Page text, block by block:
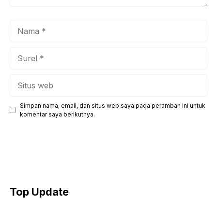
Simpan nama, email, dan situs web saya pada peramban ini untuk
komentar saya berikutnya.
Top Update